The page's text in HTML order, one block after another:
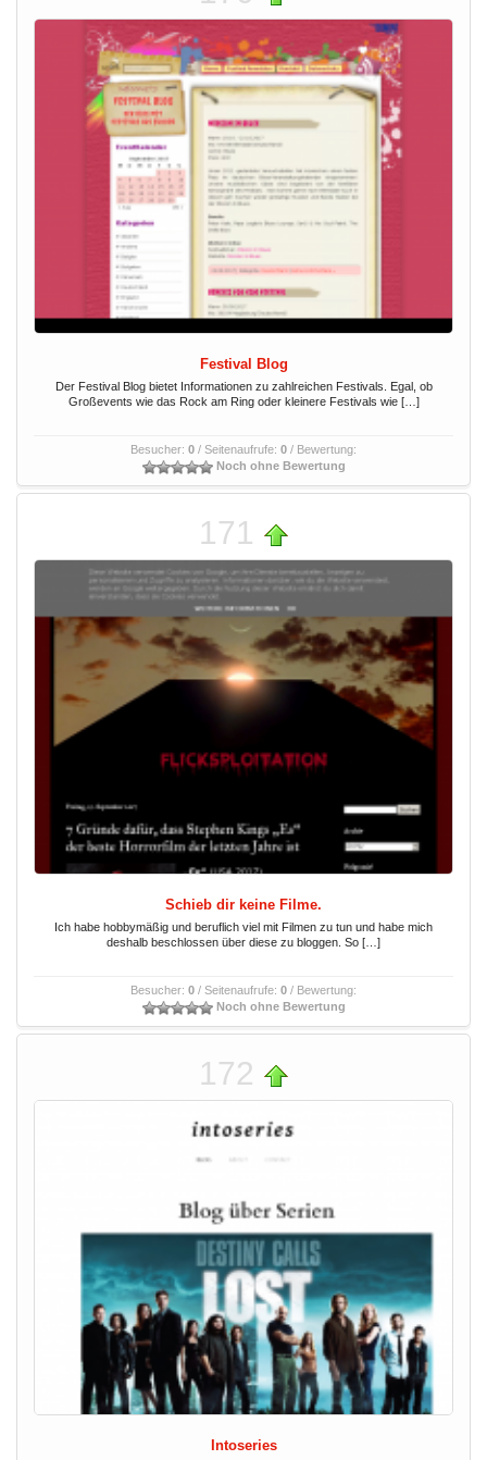
Festival Blog
Der Festival Blog bietet Informationen zu zahlreichen Festivals. Egal, ob
Großevents wie das Rock am Ring oder kleinere Festivals wie […]
Besucher: 0 / Seitenaufrufe: 0 / Bewertung:
Noch ohne Bewertung
171
Schieb dir keine Filme.
Ich habe hobbymäßig und beruflich viel mit Filmen zu tun und habe mich
deshalb beschlossen über diese zu bloggen. So […]
Besucher: 0 / Seitenaufrufe: 0 / Bewertung:
Noch ohne Bewertung
172
Intoseries